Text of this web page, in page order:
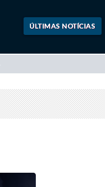
ÚLTIMAS NOTÍCIAS